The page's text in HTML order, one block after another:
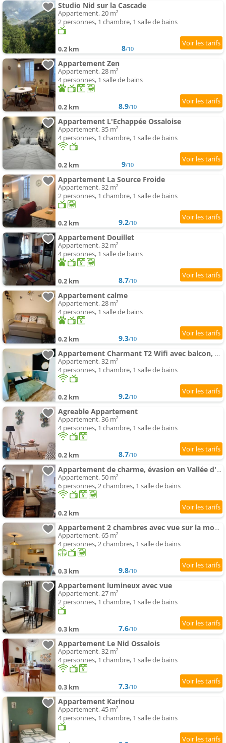
Studio Nid sur la Cascade
Appartement, 20 m²
2 personnes, 1 chambre, 1 salle de bains
0.2 km 8/10
Appartement Zen
Appartement, 28 m²
4 personnes, 1 salle de bains
0.2 km 8.9/10
Appartement L'Echappée Ossaloise
Appartement, 35 m²
4 personnes, 1 chambre, 1 salle de bains
0.2 km 9/10
Appartement La Source Froide
Appartement, 32 m²
2 personnes, 1 chambre, 1 salle de bains
0.2 km 9.2/10
Appartement Douillet
Appartement, 32 m²
4 personnes, 1 salle de bains
0.2 km 8.7/10
Appartement calme
Appartement, 28 m²
4 personnes, 1 salle de bains
0.2 km 9.3/10
Appartement Charmant T2 Wifi avec balcon, vue montagne
Appartement, 32 m²
4 personnes, 1 chambre, 1 salle de bains
0.2 km 9.2/10
Agreable Appartement
Appartement, 36 m²
4 personnes, 1 chambre, 1 salle de bains
0.2 km 8.7/10
Appartement de charme, évasion en Vallée d'Ossau, 6 pers
Appartement, 50 m²
6 personnes, 2 chambres, 1 salle de bains
0.2 km
Appartement 2 chambres avec vue sur la montagne
Appartement, 65 m²
4 personnes, 2 chambres, 1 salle de bains
0.3 km 9.8/10
Appartement lumineux avec vue
Appartement, 27 m²
2 personnes, 1 chambre, 1 salle de bains
0.3 km 7.6/10
Appartement Le Nid Ossalois
Appartement, 32 m²
4 personnes, 1 chambre, 1 salle de bains
0.3 km 7.3/10
Appartement Karinou
Appartement, 45 m²
4 personnes, 1 chambre, 1 salle de bains